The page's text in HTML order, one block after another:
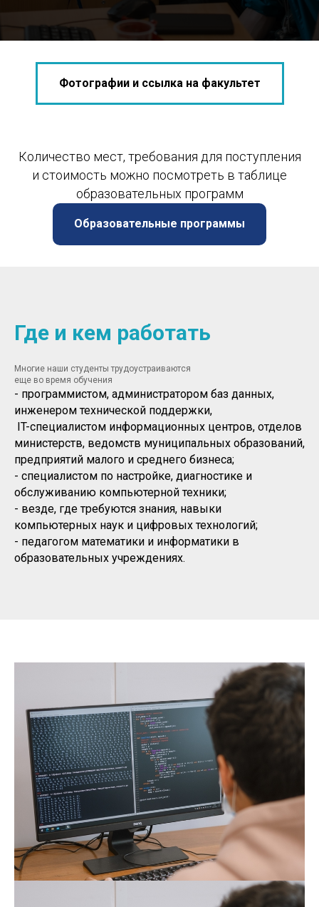
Фотографии и ссылка на факультет
Количество мест, требования для поступления
и стоимость можно посмотреть в таблице
образовательных программ
Образовательные программы
Где и кем работать
Многие наши студенты трудоустраиваются
еще во время обучения
- программистом, администратором баз данных,
инженером технической поддержки,
IT-специалистом информационных центров, отделов
министерств, ведомств муниципальных образований,
предприятий малого и среднего бизнеса;
- специалистом по настройке, диагностике и
обслуживанию компьютерной техники;
- везде, где требуются знания, навыки
компьютерных наук и цифровых технологий;
- педагогом математики и информатики в
образовательных учреждениях.